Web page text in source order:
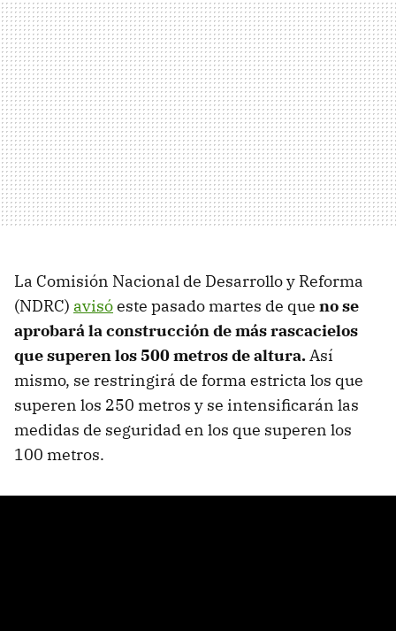
La Comisión Nacional de Desarrollo y Reforma
(NDRC) avisóeste pasado martes de que no se
aprobará la construcción de más rascacielos
que superen los 500 metros de altura.Así
mismo, se restringirá de forma estricta los que
superen los 250 metros y se intensificarán las
medidas de seguridad en los que superen los
100 metros.